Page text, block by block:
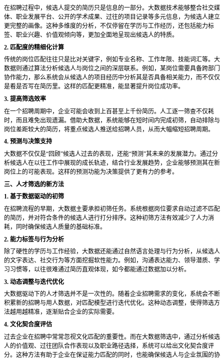
在招聘过程中，候选人提交的简历只是信息的一部分。大数据技术能够整合社交媒
体、职业发展平台、公开的学术成果、过往的项目记录等多元信息，为候选人建立
更完整的画像。这种多维度的分析，不仅停留在学历与工作经历，还包括能力标
签、职业兴趣、价值观倾向等，更加全面地呈现出候选人的特质。
2. 匹配度的精细化计算
传统的岗位匹配往往只是比对关键字，例如专业名称、工作年限、技能词汇等。大
数据则通过算法分析候选人与岗位之间的深层联系。例如，某岗位需要具备跨部门
协作能力，那么系统会从候选人的项目经历中分析其是否具备相关能力，而不仅仅
是看是否写在简历里。这样的匹配更精准，能显著提升岗位成功率。
3. 提高筛选效率
在一个招聘周期中，企业可能会收到上百甚至上千份简历。人工逐一筛查不仅耗
时，而且难免出现遗漏。借助大数据，系统能够在短时间内完成初筛，自动排除与
岗位差距较大的简历，将重点候选人推送给招聘人员，从而大幅缩短招聘周期。
4. 预测与决策支持
大数据不仅仅是“回顾”候选人过去的表现，还能“预测”其未来的发展潜力。通过分
析候选人在以往工作中展现的成长轨迹，结合行业发展趋势，企业能够预测其在新
岗位上的可能表现。这样的预测功能为决策提供了更有力的参考。
三、人才筛选的新方法
1. 基于数据驱动的初筛
在招聘流程的早期，大数据主要承担初筛任务。系统根据岗位要求自动过滤不匹配
的简历，并对符合条件的候选人进行打分排序。这种初筛方法有效减少了人力消
耗，同时确保候选人质量的基础标准。
2. 能力标签与行为分析
除了硬性的学历与工作经验，大数据还能通过自然语言处理与行为分析，从候选人
的文字表达、社交行为等方面挖掘软性能力。例如，沟通表达能力、领导潜质、学
习习惯等，以往很难通过简历直观体现，如今都能通过数据加以分析。
3. 动态调整与迭代优化
大数据驱动下的人才筛选并不是一次性的。随着企业招聘需求的变化，系统会不断
积累新的招聘与用人数据，对匹配模型进行迭代优化。这种动态调整，使得筛选方
法越用越精准，逐渐贴合企业的实际需要。
4. 文化契合度评估
过去企业在招聘中常常忽视文化匹配的重要性。而在大数据筛选中，通过分析候选
人的价值观、过往团队合作表现以及职业路径选择，系统可以给出文化契合度评
分。这种方法有助于企业在保证能力匹配的同时，也能确保候选人与企业氛围的协